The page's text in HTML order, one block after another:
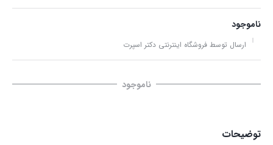
ناموجود
ارسال توسط فروشگاه اینترنتی دکتر اسپرت
ناموجود
توضیحات